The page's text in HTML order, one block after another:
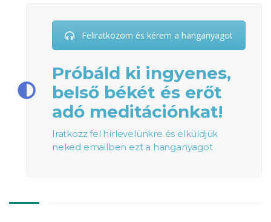
Feliratkozom és kérem a hanganyagot
Próbáld ki ingyenes,
belső békét és erőt
adó meditációnkat!
Iratkozz fel hírlevelünkre és elküldjük
neked emailben ezt a hanganyagot